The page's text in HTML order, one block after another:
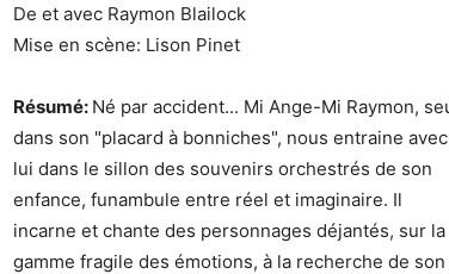
De et avec Raymon Blailock
Mise en scène: Lison Pinet
Résumé: Né par accident... Mi Ange-Mi Raymon,
dans son "placard à bonniches", nous entraine avec
lui dans le sillon des souvenirs orchestrés de son
enfance, funambule entre réel et imaginaire. Il
incarne et chante des personnages déjantés, sur la
gamme fragile des émotions, à la recherche de son